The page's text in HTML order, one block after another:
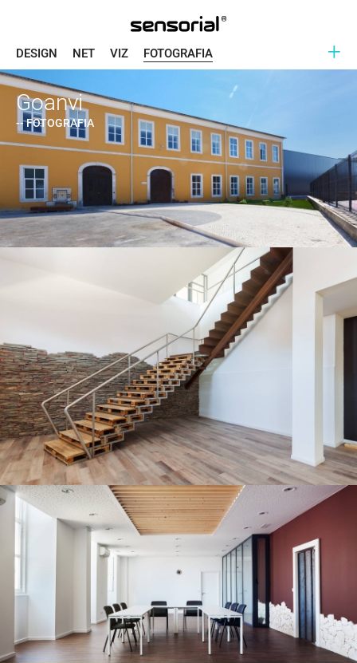
DESIGN NET VIZ FOTOGRAFIA +
Goanvi
-- FOTOGRAFIA